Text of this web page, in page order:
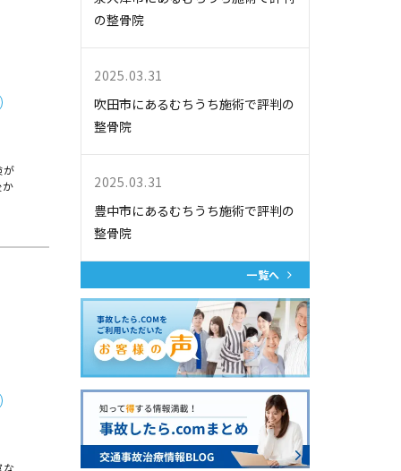
が
な
の整骨院
2025.03.31
吹田市にあるむちうち施術で評判の
整骨院
2025.03.31
豊中市にあるむちうち施術で評判の
整骨院
一覧へ